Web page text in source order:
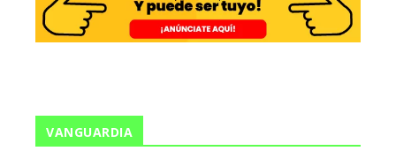
VANGUARDIA